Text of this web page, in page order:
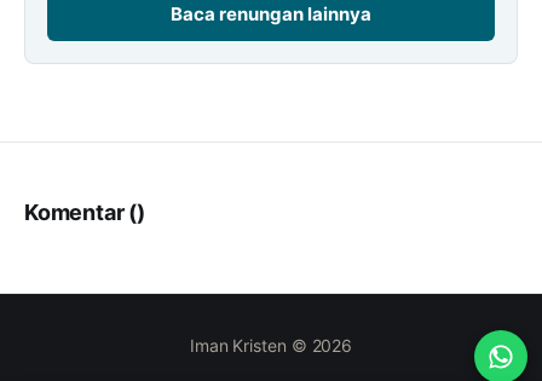
Baca renungan lainnya
Komentar ()
Iman Kristen © 2026